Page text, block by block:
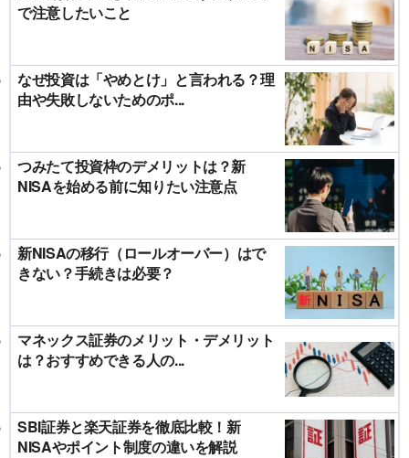
で注意したいこと
なぜ投資は「やめとけ」と言われる？理
由や失敗しないためのポ...
つみたて投資枠のデメリットは？新
NISAを始める前に知りたい注意点
新NISAの移行（ロールオーバー）はで
きない？手続きは必要？
マネックス証券のメリット・デメリット
は？おすすめできる人の...
SBI証券と楽天証券を徹底比較！新
NISAやポイント制度の違いを解説